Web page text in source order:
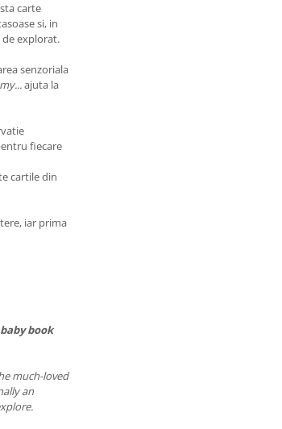
carte
si, in
explorat.
senzoriala
ajuta la
fiecare
cartile din
iar prima
book
much-loved
an